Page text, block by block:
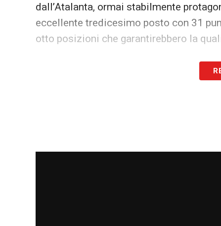
dall’Atalanta, ormai stabilmente
eccellente tredicesimo posto con 31
otto posizioni che garantirebbero la
Decisamente più grigia la situazione
stagioni europee poco brillanti, è